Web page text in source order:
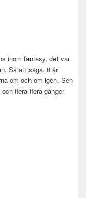
inom fantasy, det var
Så att säga. 8 år
om och om igen. Sen
flera flera gånger
maraton